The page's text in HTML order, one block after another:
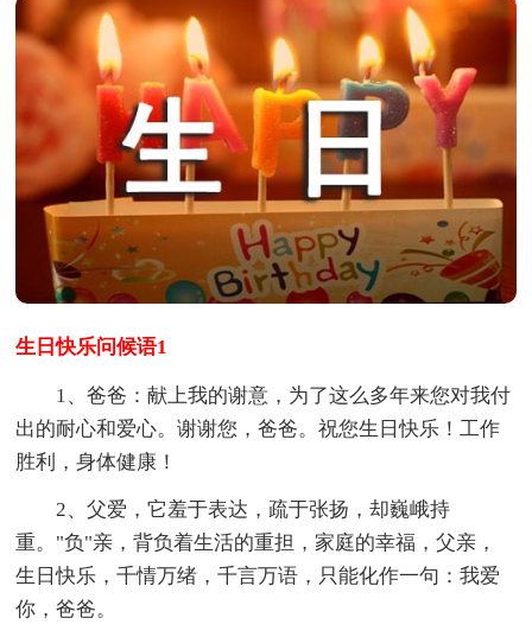
生日快乐问候语1
1、爸爸：献上我的谢意，为了这么多年来您对我付
出的耐心和爱心。谢谢您，爸爸。祝您生日快乐！工作
胜利，身体健康！
2、父爱，它羞于表达，疏于张扬，却巍峨持
重。"负"亲，背负着生活的重担，家庭的幸福，父亲，
生日快乐，千情万绪，千言万语，只能化作一句：我爱
你，爸爸。